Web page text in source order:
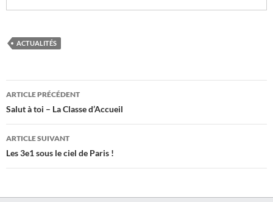
ACTUALITÉS
Navigation
des
articles
ARTICLE PRÉCÉDENT
Salut à toi – La Classe d’Accueil
ARTICLE SUIVANT
Les 3e1 sous le ciel de Paris !